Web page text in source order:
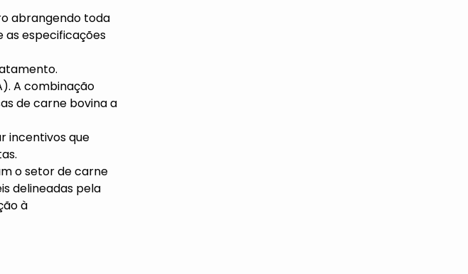
abrangendo toda
as especificações
A combinação
de carne bovina a
incentivos que
o setor de carne
delineadas pela
à